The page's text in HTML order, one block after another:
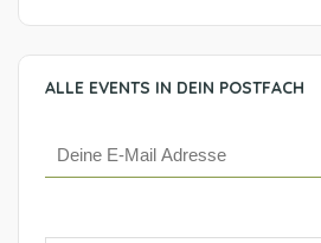
ALLE EVENTS IN DEIN POSTFACH